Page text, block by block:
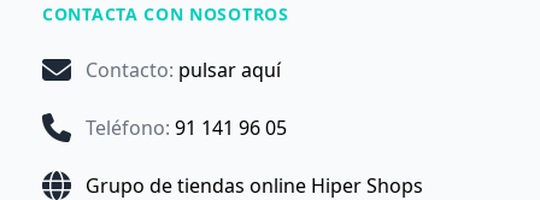
CONTACTA CON NOSOTROS
Contacto: pulsar aquí
Teléfono: 91 141 96 05
Grupo de tiendas online Hiper Shops